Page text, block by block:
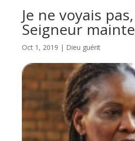
Je ne voyais
Seigneur
Oct 1, 2019 | Dieu guérit